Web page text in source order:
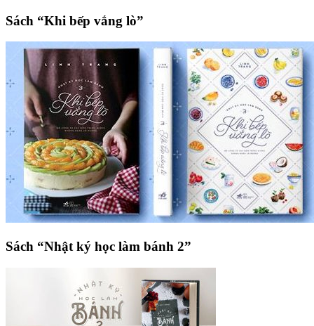
Sách “Khi bếp vắng lò”
Sách “Nhật ký học làm bánh 2”